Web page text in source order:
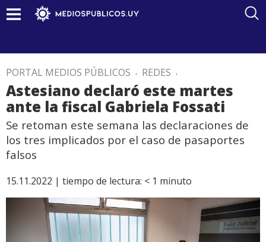
PORTAL MEDIOS PÚBLICOS . REDES .
Astesiano declaró este martes
ante la fiscal Gabriela Fossati
Se retoman este semana las declaraciones de
los tres implicados por el caso de pasaportes
falsos
15.11.2022 | tiempo de lectura: < 1 minuto